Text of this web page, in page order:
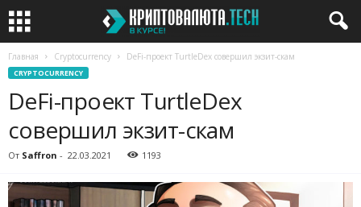
Главная Cryptocurrency DeFi-проект TurtleDex совершил экзит-скам
CRYPTOCURRENCY
DeFi-проект TurtleDex
совершил экзит-скам
От Saffron - 22.03.2021 1193